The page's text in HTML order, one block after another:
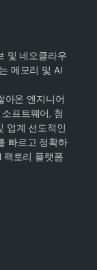
및 네오클라우
메모리 및 AI
아온 엔지니어
프트웨어, 첨
업계 선도적인
빠르고 정확하
팩토리 플랫폼